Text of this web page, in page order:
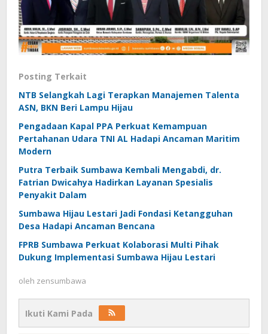
Posting Terkait
NTB Selangkah Lagi Terapkan Manajemen Talenta
ASN, BKN Beri Lampu Hijau
Pengadaan Kapal PPA Perkuat Kemampuan
Pertahanan Udara TNI AL Hadapi Ancaman Maritim
Modern
Putra Terbaik Sumbawa Kembali Mengabdi, dr.
Fatrian Dwicahya Hadirkan Layanan Spesialis
Penyakit Dalam
Sumbawa Hijau Lestari Jadi Fondasi Ketangguhan
Desa Hadapi Ancaman Bencana
FPRB Sumbawa Perkuat Kolaborasi Multi Pihak
Dukung Implementasi Sumbawa Hijau Lestari
oleh zensumbawa
Ikuti Kami Pada